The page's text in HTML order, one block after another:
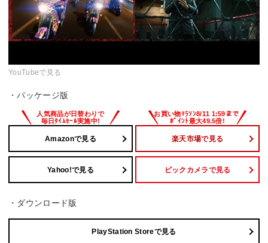
YouTubeで見る
・パッケージ版
Amazonで見る 楽天市場で見る
Yahoo!で見る ビックカメラで見る
・ダウンロード版
PlayStation Storeで見る